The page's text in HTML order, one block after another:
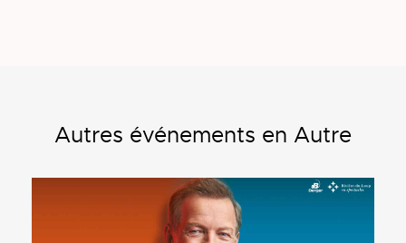
Autres événements en Autre